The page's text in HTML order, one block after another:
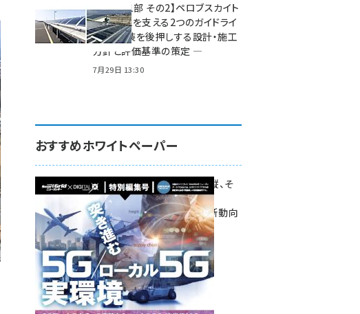
特集【第1部 その2】ペロブスカイト
太陽電池を支える2つのガイドライ
ン ― 実装を後押しする設計・施工
方針と評価基準の策定 ―
7月29日 13:30
おすすめホワイトペーパー
環境対策、建機の遠隔操縦、そ
して医療。
次世代通信規格「5G」最新動向
をこの1冊で学ぶ
SmartGrid ニューズレター ×
DIGITAL X 特別編集号 2022
Summer